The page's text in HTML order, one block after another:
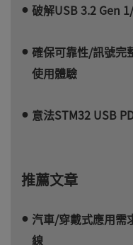
破解USB 3.2 Gen
確保可靠性/訊號
使用體驗
意法STM32 USB
推薦文章
汽車/穿戴式應用
線